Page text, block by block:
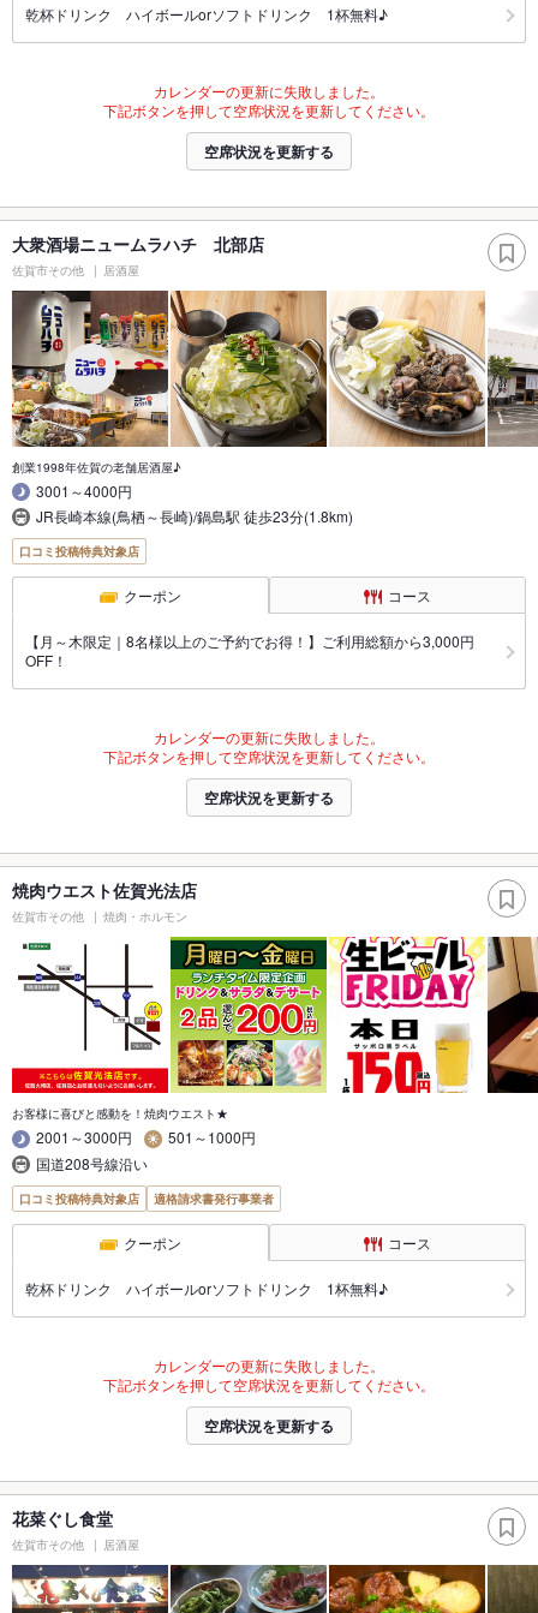
乾杯ドリンク ハイボールorソフトドリンク 1杯無料♪
カレンダーの更新に失敗しました。
下記ボタンを押して空席状況を更新してください。
空席状況を更新する
大衆酒場ニュームラハチ 北部店
佐賀市その他 居酒屋
創業1998年佐賀の老舗居酒屋♪
3001～4000円
JR長崎本線(鳥栖～長崎)/鍋島駅 徒歩23分(1.8km)
口コミ投稿特典対象店
クーポン コース
【月～木限定｜8名様以上のご予約でお得！】ご利用総額から3,000円
OFF！
カレンダーの更新に失敗しました。
下記ボタンを押して空席状況を更新してください。
空席状況を更新する
焼肉ウエスト佐賀光法店
佐賀市その他 焼肉・ホルモン
お客様に喜びと感動を！焼肉ウエスト★
2001～3000円
501～1000円
国道208号線沿い
口コミ投稿特典対象店 適格請求書発行事業者
クーポン コース
乾杯ドリンク ハイボールorソフトドリンク 1杯無料♪
カレンダーの更新に失敗しました。
下記ボタンを押して空席状況を更新してください。
空席状況を更新する
花菜ぐし食堂
佐賀市その他 居酒屋